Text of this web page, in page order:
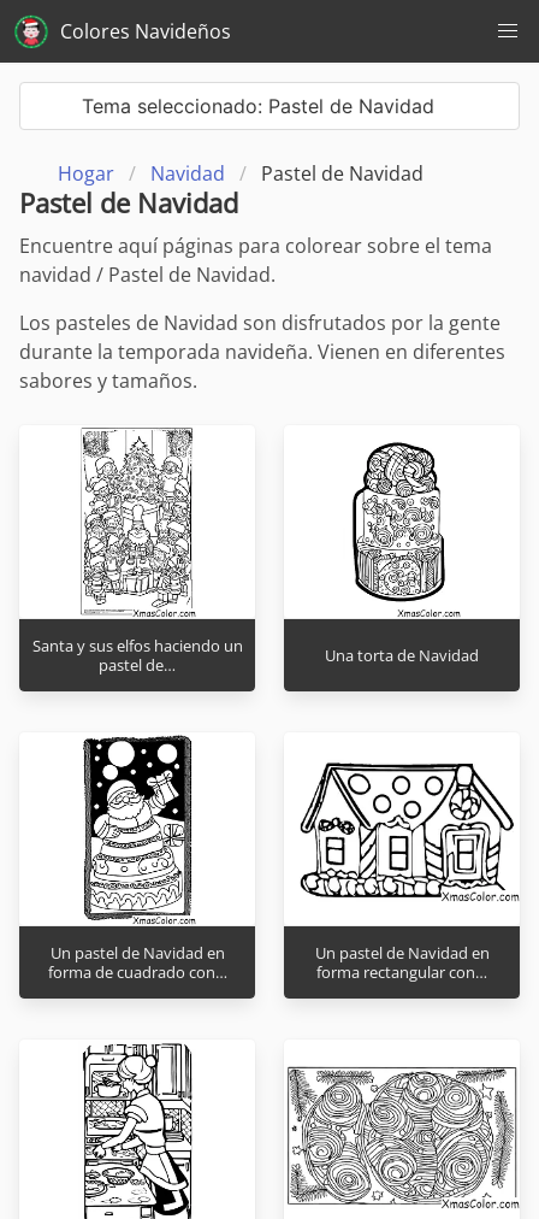
Colores Navideños
Hogar Navidad Pastel de Navidad
Tema seleccionado: Pastel de Navidad
Pastel de Navidad
Encuentre aquí páginas para colorear sobre el tema
navidad / Pastel de Navidad.
Los pasteles de Navidad son disfrutados por la gente
durante la temporada navideña. Vienen en diferentes
sabores y tamaños.
Santa y sus elfos haciendo un
pastel de…
Una torta de Navidad
Un pastel de Navidad en
forma de cuadrado con…
Un pastel de Navidad en
forma rectangular con…